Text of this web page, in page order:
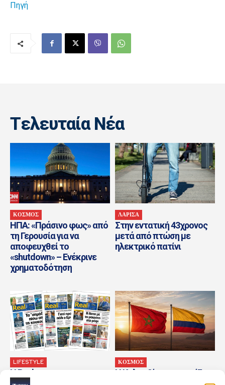
Πηγή
Tελευταία Nέα
ΚΟΣΜΟΣ
ΗΠΑ: «Πράσινο φως» από
τη Γερουσία για να
αποφευχθεί το
«shutdown» – Ενέκρινε
χρηματοδότηση
ΛΑΡΙΣΑ
Στην εντατική 43χρονος
μετά από πτώση με
ηλεκτρικό πατίνι
LIFESTYLE
Η Realnews στο
ΚΟΣΜΟΣ
Η Κολομβία αναγνωρίζει